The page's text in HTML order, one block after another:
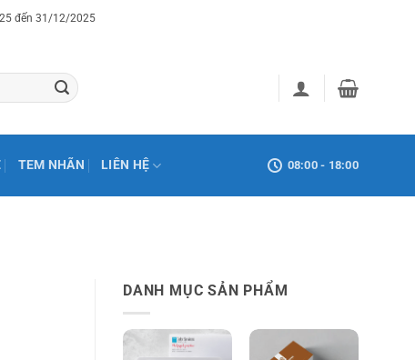
đến 31/12/2025
TEM NHÃN LIÊN HỆ 08:00 - 18:00
DANH MỤC SẢN PHẨM